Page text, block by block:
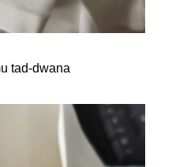
tad-dwana